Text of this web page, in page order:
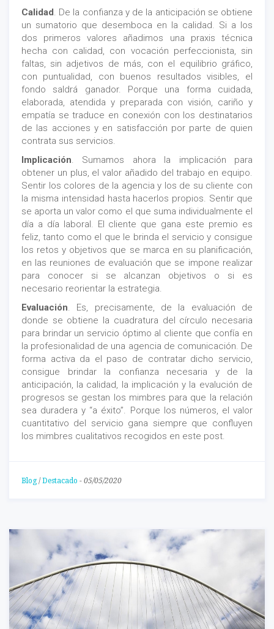
Calidad. De la confianza y de la anticipación se obtiene
un sumatorio que desemboca en la calidad. Si a los
dos primeros valores añadimos una praxis técnica
hecha con calidad, con vocación perfeccionista, sin
faltas, sin adjetivos de más, con el equilibrio gráfico,
con puntualidad, con buenos resultados visibles, el
fondo saldrá ganador. Porque una forma cuidada,
elaborada, atendida y preparada con visión, cariño y
empatía se traduce en conexión con los destinatarios
de las acciones y en satisfacción por parte de quien
contrata sus servicios.
Implicación. Sumamos ahora la implicación para
obtener un plus, el valor añadido del trabajo en equipo.
Sentir los colores de la agencia y los de su cliente con
la misma intensidad hasta hacerlos propios. Sentir que
se aporta un valor como el que suma individualmente el
día a día laboral. El cliente que gana este premio es
feliz, tanto como el que le brinda el servicio y consigue
los retos y objetivos que se marca en su planificación,
en las reuniones de evaluación que se impone realizar
para conocer si se alcanzan objetivos o si es
necesario reorientar la estrategia.
Evaluación. Es, precisamente, de la evaluación de
donde se obtiene la cuadratura del círculo necesaria
para brindar un servicio óptimo al cliente que confía en
la profesionalidad de una agencia de comunicación. De
forma activa da el paso de contratar dicho servicio,
consigue brindar la confianza necesaria y de la
anticipación, la calidad, la implicación y la evalución de
progresos se gestan los mimbres para que la relación
sea duradera y “a éxito”. Porque los números, el valor
cuantitativo del servicio gana siempre que confluyen
los mimbres cualitativos recogidos en este post.
Blog/ Destacado - 05/05/2020